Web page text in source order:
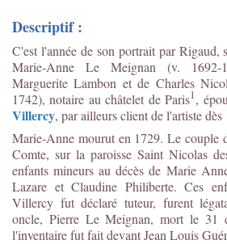
Descriptif :
C'est l'année de son portrait par
Marie-Anne Le Meignan (v.
Marguerite Lambon et de Charles
1742), notaire au châtelet de Paris1,
Villercy, par ailleurs client de l'artiste dès
Marie-Anne mourut en 1729. Le couple
Comte, sur la paroisse Saint Nicolas
enfants mineurs au décès de Marie
Lazare et Claudine Philiberte. Ces
Villercy fut déclaré tuteur, furent
oncle, Pierre Le Meignan, mort le 31
l'inventaire fut fait devant Jean Louis